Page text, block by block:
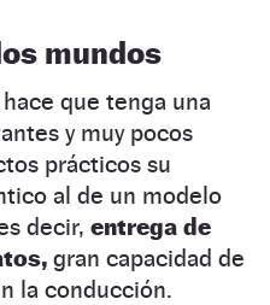
mundos
que tenga una
y muy pocos
prácticos su
al de un modelo
decir, entrega de
gran capacidad de
la conducción.